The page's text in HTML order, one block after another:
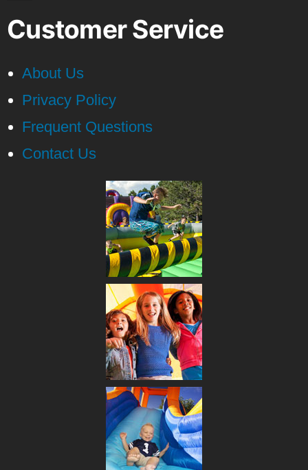
Customer Service
About Us
Privacy Policy
Frequent Questions
Contact Us